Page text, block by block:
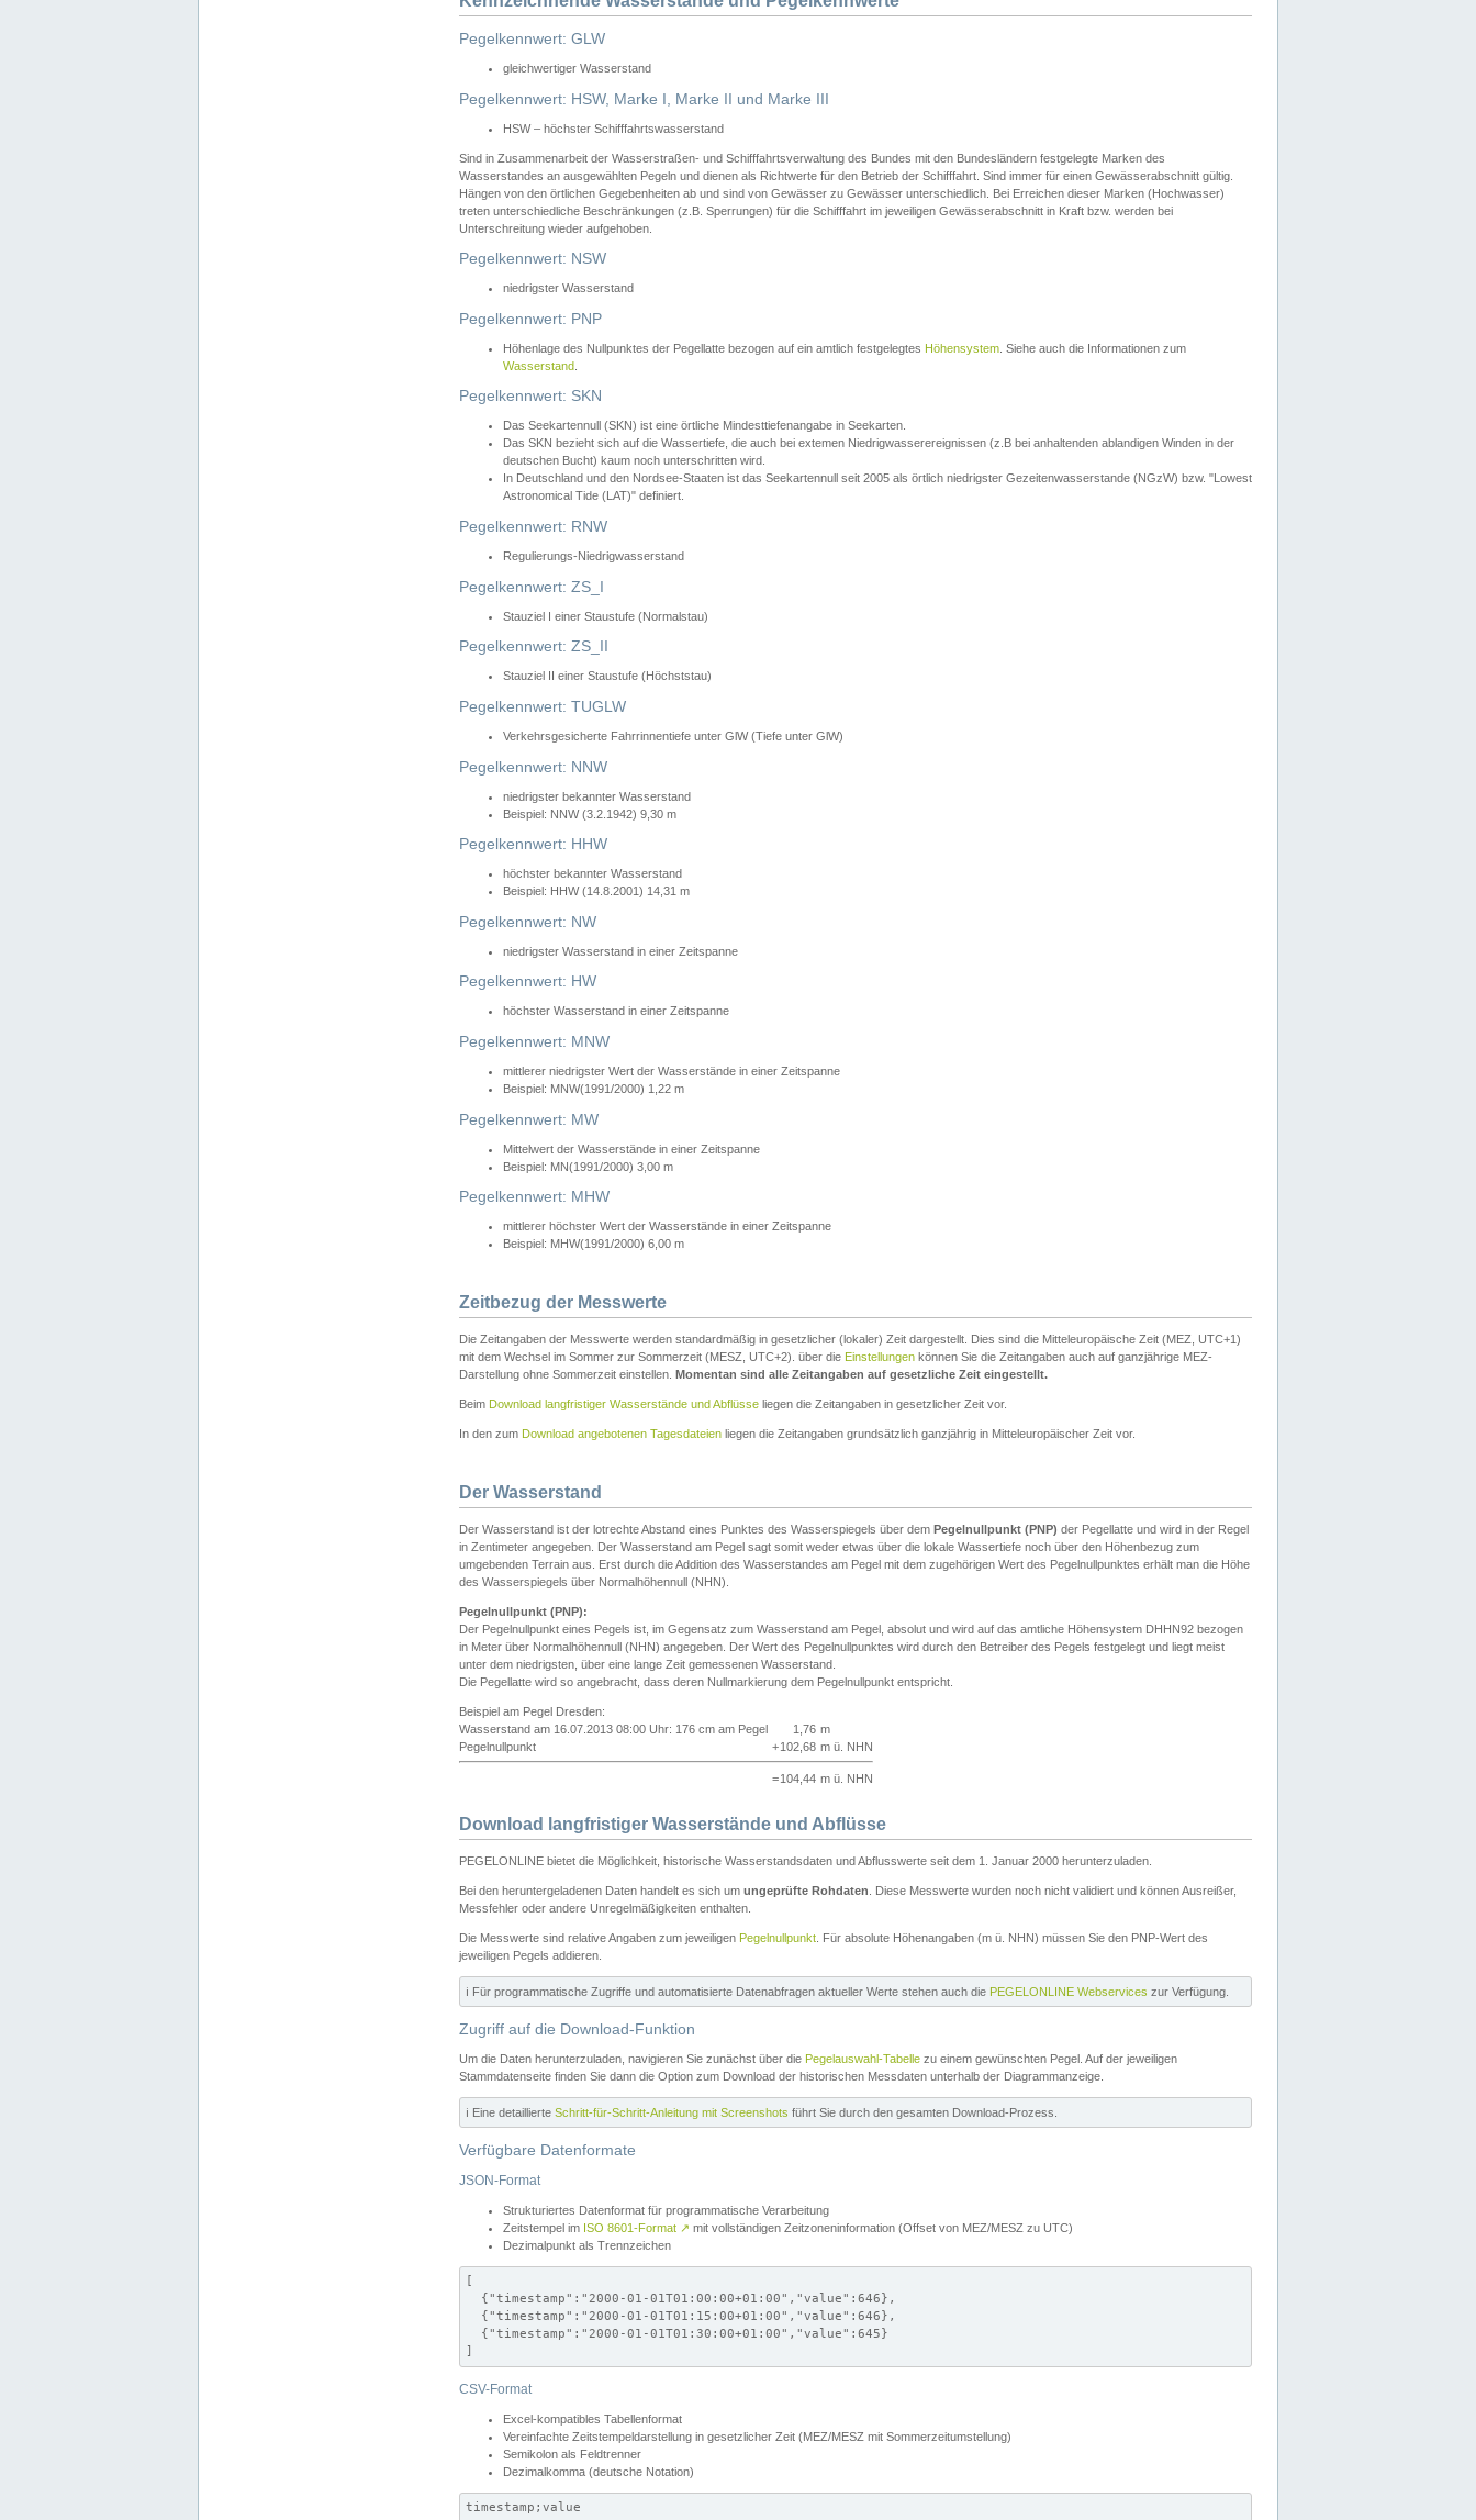
Pegelkennwert: GLW
gleichwertiger Wasserstand
Pegelkennwert: HSW, Marke I, Marke II und Marke III
HSW – höchster Schifffahrtswasserstand
Sind in Zusammenarbeit der Wasserstraßen- und Schifffahrtsverwaltung des Bundes mit den Bundesländern festgelegte Marken des
Wasserstandes an ausgewählten Pegeln und dienen als Richtwerte für den Betrieb der Schifffahrt. Sind immer für einen Gewässerabschnitt gültig.
Hängen von den örtlichen Gegebenheiten ab und sind von Gewässer zu Gewässer unterschiedlich. Bei Erreichen dieser Marken (Hochwasser)
treten unterschiedliche Beschränkungen (z.B. Sperrungen) für die Schifffahrt im jeweiligen Gewässerabschnitt in Kraft bzw. werden bei
Unterschreitung wieder aufgehoben.
Pegelkennwert: NSW
niedrigster Wasserstand
Pegelkennwert: PNP
Höhenlage des Nullpunktes der Pegellatte bezogen auf ein amtlich festgelegtes Höhensystem . Siehe auch die Informationen zum
Wasserstand
Pegelkennwert: SKN
Das Seekartennull (SKN) ist eine örtliche Mindesttiefenangabe in Seekarten.
Das SKN bezieht sich auf die Wassertiefe, die auch bei extemen Niedrigwasserereignissen (z.B bei anhaltenden ablandigen Winden in der
deutschen Bucht) kaum noch unterschritten wird.
In Deutschland und den Nordsee-Staaten ist das Seekartennull seit 2005 als örtlich niedrigster Gezeitenwasserstande (NGzW) bzw. "Lowest
Astronomical Tide (LAT)" definiert.
Pegelkennwert: RNW
Regulierungs-Niedrigwasserstand
Pegelkennwert: ZS_I
Stauziel I einer Staustufe (Normalstau)
Pegelkennwert: ZS_II
Stauziel II einer Staustufe (Höchststau)
Pegelkennwert: TUGLW
Verkehrsgesicherte Fahrrinnentiefe unter GlW (Tiefe unter GlW)
Pegelkennwert: NNW
niedrigster bekannter Wasserstand
Beispiel: NNW (3.2.1942) 9,30 m
Pegelkennwert: HHW
höchster bekannter Wasserstand
Beispiel: HHW (14.8.2001) 14,31 m
Pegelkennwert: NW
niedrigster Wasserstand in einer Zeitspanne
Pegelkennwert: HW
höchster Wasserstand in einer Zeitspanne
Pegelkennwert: MNW
mittlerer niedrigster Wert der Wasserstände in einer Zeitspanne
Beispiel: MNW(1991/2000) 1,22 m
Pegelkennwert: MW
Mittelwert der Wasserstände in einer Zeitspanne
Beispiel: MN(1991/2000) 3,00 m
Pegelkennwert: MHW
mittlerer höchster Wert der Wasserstände in einer Zeitspanne
Beispiel: MHW(1991/2000) 6,00 m
Zeitbezug der Messwerte
Die Zeitangaben der Messwerte werden standardmäßig in gesetzlicher (lokaler) Zeit dargestellt. Dies sind die Mitteleuropäische Zeit (MEZ, UTC+1)
mit dem Wechsel im Sommer zur Sommerzeit (MESZ, UTC+2). über die Einstellungen können Sie die Zeitangaben auch auf ganzjährige MEZ-
Darstellung ohne Sommerzeit einstellen. Momentan sind alle Zeitangaben auf gesetzliche Zeit eingestellt.
Beim Download langfristiger Wasserstände und Abflüsse liegen die Zeitangaben in gesetzlicher Zeit vor.
In den zum Download angebotenen Tagesdateien liegen die Zeitangaben grundsätzlich ganzjährig in Mitteleuropäischer Zeit vor.
Der Wasserstand
Der Wasserstand ist der lotrechte Abstand eines Punktes des Wasserspiegels über dem Pegelnullpunkt (PNP) der Pegellatte und wird in der Regel
in Zentimeter angegeben. Der Wasserstand am Pegel sagt somit weder etwas über die lokale Wassertiefe noch über den Höhenbezug zum
umgebenden Terrain aus. Erst durch die Addition des Wasserstandes am Pegel mit dem zugehörigen Wert des Pegelnullpunktes erhält man die Höhe
des Wasserspiegels über Normalhöhennull (NHN).
Pegelnullpunkt (PNP):
Der Pegelnullpunkt eines Pegels ist, im Gegensatz zum Wasserstand am Pegel, absolut und wird auf das amtliche Höhensystem DHHN92 bezogen
in Meter über Normalhöhennull (NHN) angegeben. Der Wert des Pegelnullpunktes wird durch den Betreiber des Pegels festgelegt und liegt meist
unter dem niedrigsten, über eine lange Zeit gemessenen Wasserstand.
Die Pegellatte wird so angebracht, dass deren Nullmarkierung dem Pegelnullpunkt entspricht.
Beispiel am Pegel Dresden:
Wasserstand am 16.07.2013 08:00 Uhr: 176 cm am Pegel
1,76 m
Pegelnullpunkt
+102,68 m ü. NHN
=104,44 m ü. NHN
Download langfristiger Wasserstände und Abflüsse
PEGELONLINE bietet die Möglichkeit, historische Wasserstandsdaten und Abflusswerte seit dem 1. Januar 2000 herunterzuladen.
Bei den heruntergeladenen Daten handelt es sich um ungeprüfte Rohdaten . Diese Messwerte wurden noch nicht validiert und können Ausreißer,
Messfehler oder andere Unregelmäßigkeiten enthalten.
Die Messwerte sind relative Angaben zum jeweiligen Pegelnullpunkt . Für absolute Höhenangaben (m ü. NHN) müssen Sie den PNP-Wert des
jeweiligen Pegels addieren.
ℹ️ Für programmatische Zugriffe und automatisierte Datenabfragen aktueller Werte stehen auch die PEGELONLINE Webservices zur Verfügung.
Zugriff auf die Download-Funktion
Um die Daten herunterzuladen, navigieren Sie zunächst über die Pegelauswahl-Tabelle zu einem gewünschten Pegel. Auf der jeweiligen
Stammdatenseite finden Sie dann die Option zum Download der historischen Messdaten unterhalb der Diagrammanzeige.
ℹ️ Eine detaillierte Schritt-für-Schritt-Anleitung mit Screenshots führt Sie durch den gesamten Download-Prozess.
Verfügbare Datenformate
JSON-Format
Strukturiertes Datenformat für programmatische Verarbeitung
Zeitstempel im ISO 8601-Format ↗ mit vollständigen Zeitzoneninformation (Offset von MEZ/MESZ zu UTC)
Dezimalpunkt als Trennzeichen
[
  {"timestamp":"2000-01-01T01:00:00+01:00","value":646},
  {"timestamp":"2000-01-01T01:15:00+01:00","value":646},
  {"timestamp":"2000-01-01T01:30:00+01:00","value":645}
]
CSV-Format
Excel-kompatibles Tabellenformat
Vereinfachte Zeitstempeldarstellung in gesetzlicher Zeit (MEZ/MESZ mit Sommerzeitumstellung)
Semikolon als Feldtrenner
Dezimalkomma (deutsche Notation)
timestamp;value